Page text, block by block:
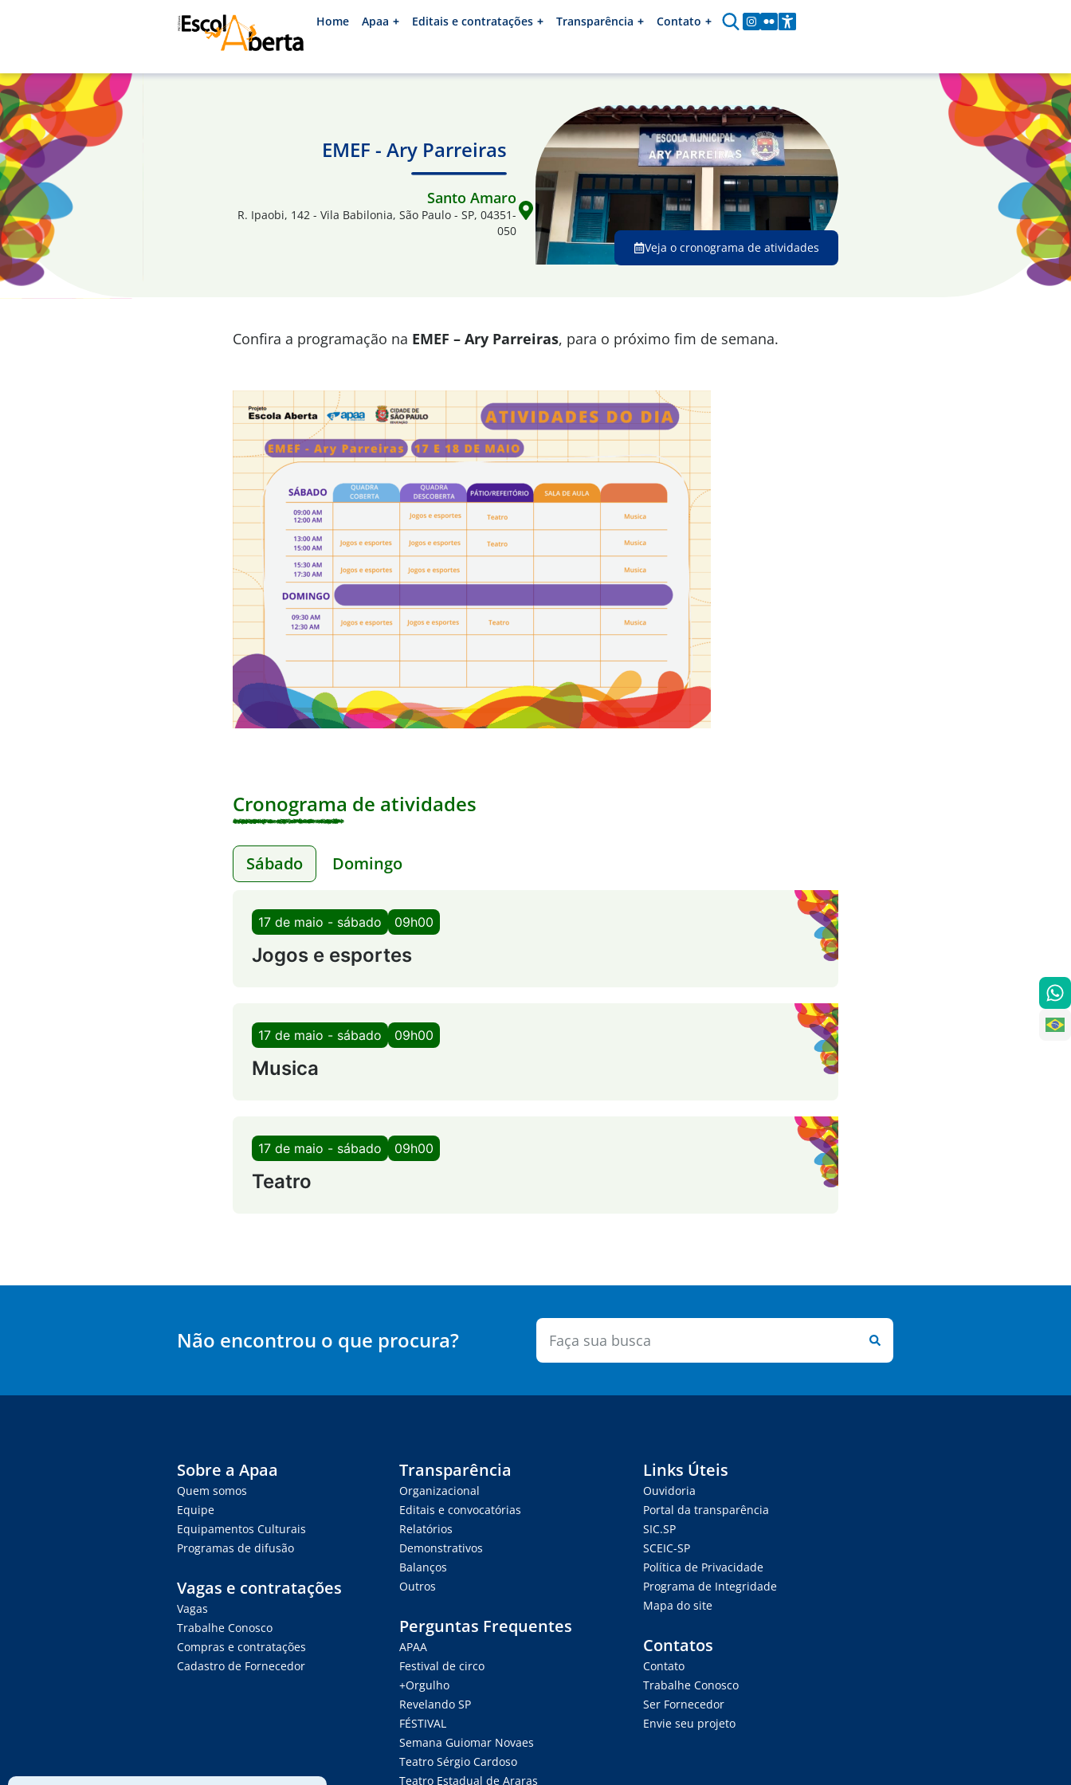
Home Apaa Editais e contratações Transparência Contato
EMEF - Ary Parreiras
Santo Amaro
R. Ipaobi, 142 - Vila Babilonia, São Paulo - SP, 04351-
050
Veja o cronograma de atividades
Confira a programação na EMEF – Ary Parreiras, para o próximo fim de semana.
Cronograma de atividades
Sábado Domingo
17 de maio - sábado 09h00
Jogos e esportes
17 de maio - sábado 09h00
Musica
17 de maio - sábado 09h00
Teatro
Não encontrou o que procura?
Sobre a Apaa
Quem somos
Equipe
Equipamentos Culturais
Programas de difusão
Vagas e contratações
Vagas
Trabalhe Conosco
Compras e contratações
Cadastro de Fornecedor
Transparência
Organizacional
Editais e convocatórias
Relatórios
Demonstrativos
Balanços
Outros
Perguntas Frequentes
APAA
Festival de circo
+Orgulho
Revelando SP
FÉSTIVAL
Semana Guiomar Novaes
Teatro Sérgio Cardoso
Teatro Estadual de Araras
Links Úteis
Ouvidoria
Portal da transparência
SIC.SP
SCEIC-SP
Política de Privacidade
Programa de Integridade
Mapa do site
Contatos
Contato
Trabalhe Conosco
Ser Fornecedor
Envie seu projeto